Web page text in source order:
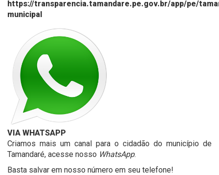
https://transparencia.tamandare.pe.gov.br/app/pe/
municipal
VIA WHATSAPP
Criamos mais um canal para o cidadão do município de
Tamandaré, acesse nosso WhatsApp.
Basta salvar em nosso número em seu telefone!